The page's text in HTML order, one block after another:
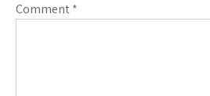
Comment*